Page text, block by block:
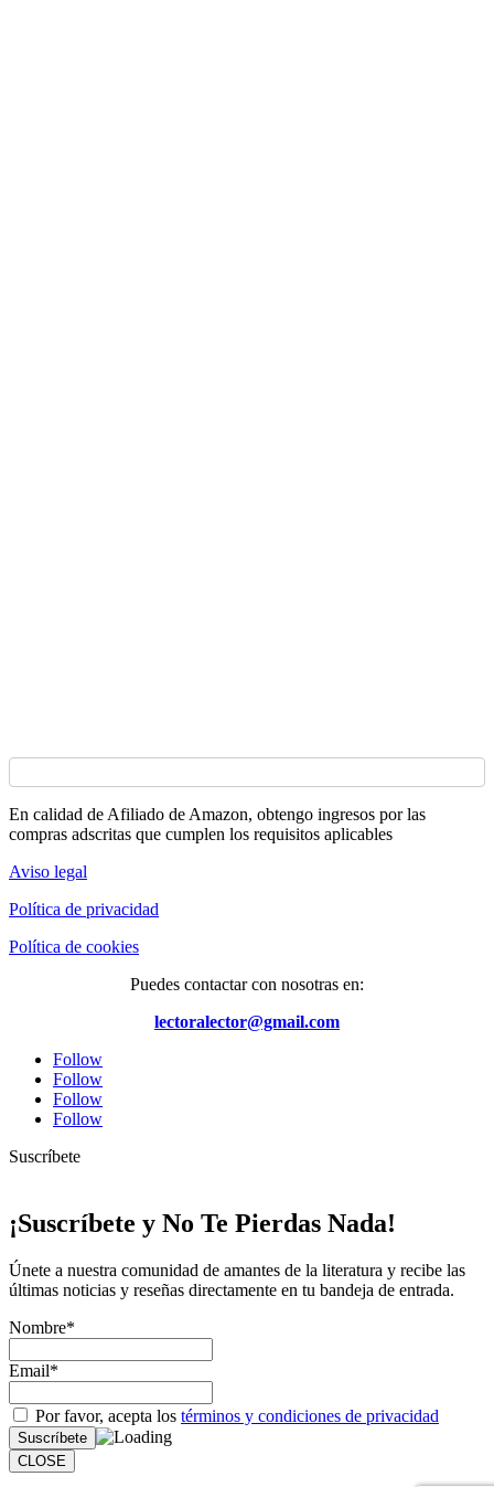
En calidad de Afiliado de Amazon, obtengo ingresos por las
compras adscritas que cumplen los requisitos aplicables
Aviso legal
Política de privacidad
Política de cookies
Puedes contactar con nosotras en:
lectoralector@gmail.com
Follow
Follow
Follow
Follow
Suscríbete
¡Suscríbete y No Te Pierdas Nada!
Únete a nuestra comunidad de amantes de la literatura y recibe las
últimas noticias y reseñas directamente en tu bandeja de entrada.
Nombre*
Email*
Por favor, acepta los términos y condiciones de privacidad
CLOSE